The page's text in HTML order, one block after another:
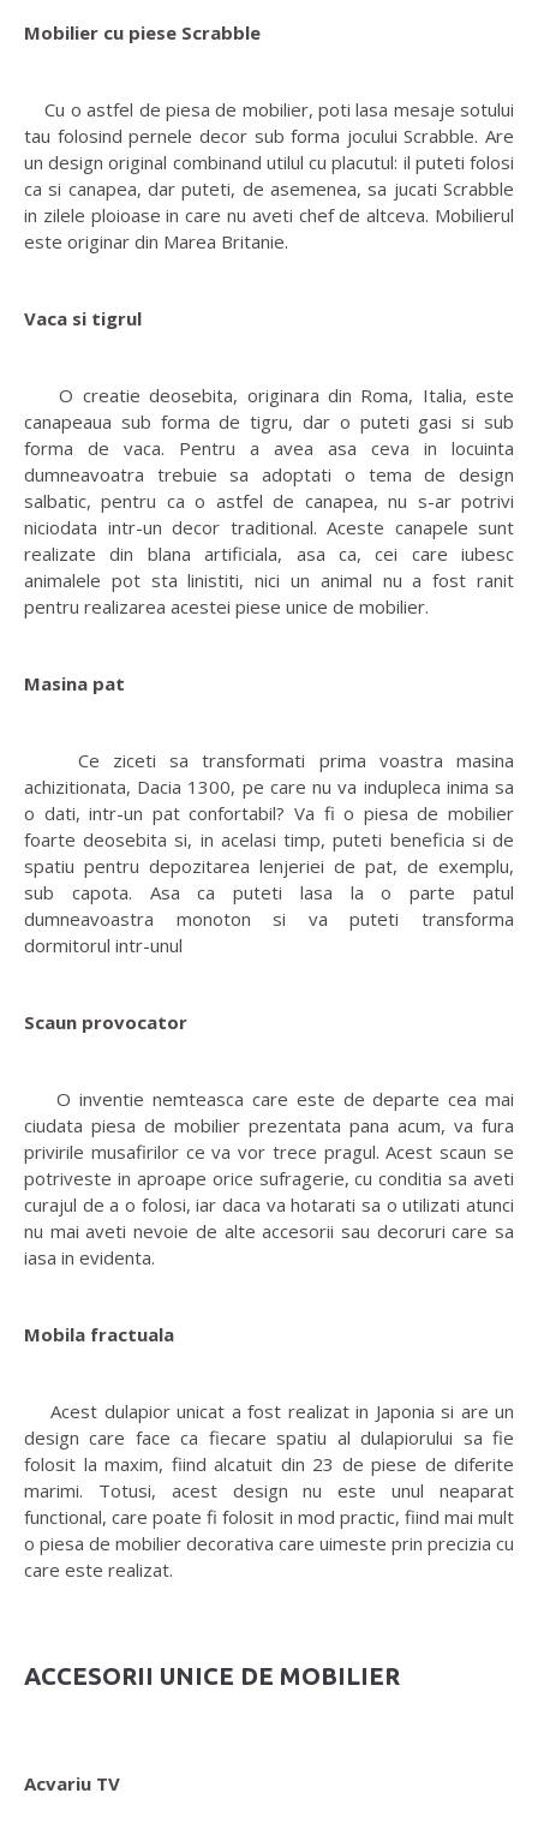
Mobilier cu piese Scrabble
Cu o astfel de piesa de mobilier, poti lasa mesaje sotului
tau folosind pernele decor sub forma jocului Scrabble. Are
un design original combinand utilul cu placutul: il puteti folosi
ca si canapea, dar puteti, de asemenea, sa jucati Scrabble
in zilele ploioase in care nu aveti chef de altceva. Mobilierul
este originar din Marea Britanie.
Vaca si tigrul
O creatie deosebita, originara din Roma, Italia, este
canapeaua sub forma de tigru, dar o puteti gasi si sub
forma de vaca. Pentru a avea asa ceva in locuinta
dumneavoatra trebuie sa adoptati o tema de design
salbatic, pentru ca o astfel de canapea, nu s-ar potrivi
niciodata intr-un decor traditional. Aceste canapele sunt
realizate din blana artificiala, asa ca, cei care iubesc
animalele pot sta linistiti, nici un animal nu a fost ranit
pentru realizarea acestei piese unice de mobilier.
Masina pat
Ce ziceti sa transformati prima voastra masina
achizitionata, Dacia 1300, pe care nu va indupleca inima sa
o dati, intr-un pat confortabil? Va fi o piesa de mobilier
foarte deosebita si, in acelasi timp, puteti beneficia si de
spatiu pentru depozitarea lenjeriei de pat, de exemplu,
sub capota. Asa ca puteti lasa la o parte patul
dumneavoastra monoton si va puteti transforma
dormitorul intr-unul
Scaun provocator
O inventie nemteasca care este de departe cea mai
ciudata piesa de mobilier prezentata pana acum, va fura
privirile musafirilor ce va vor trece pragul. Acest scaun se
potriveste in aproape orice sufragerie, cu conditia sa aveti
curajul de a o folosi, iar daca va hotarati sa o utilizati atunci
nu mai aveti nevoie de alte accesorii sau decoruri care sa
iasa in evidenta.
Mobila fractuala
Acest dulapior unicat a fost realizat in Japonia si are un
design care face ca fiecare spatiu al dulapiorului sa fie
folosit la maxim, fiind alcatuit din 23 de piese de diferite
marimi. Totusi, acest design nu este unul neaparat
functional, care poate fi folosit in mod practic, fiind mai mult
o piesa de mobilier decorativa care uimeste prin precizia cu
care este realizat.
ACCESORII UNICE DE MOBILIER
Acvariu TV